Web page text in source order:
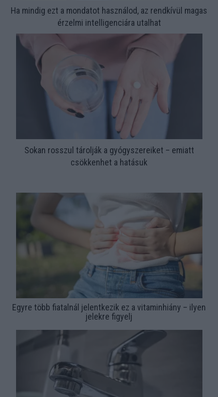
Ha mindig ezt a mondatot használod, az rendkívül magas
érzelmi intelligenciára utalhat
Sokan rosszul tárolják a gyógyszereiket – emiatt
csökkenhet a hatásuk
Egyre több fiatalnál jelentkezik ez a vitaminhiány – ilyen
jelekre figyelj